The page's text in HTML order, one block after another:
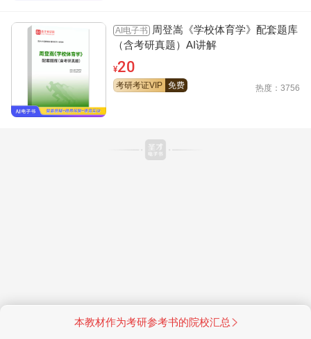
AI电子书
周登嵩《学校体育学》配套题库
（含考研真题）AI讲解
¥20
考研考证VIP 免费 热度：3756
本教材作为考研参考书的院校汇总